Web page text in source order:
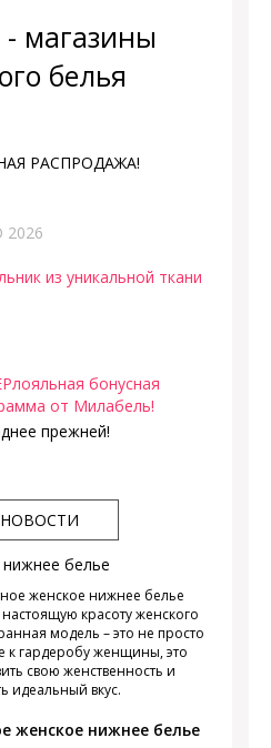
- магазины
белья
РАСПРОДАЖА!
2026
из уникальной ткани
бонусная
от Милабель!
прежней!
белье
женское нижнее белье
красоту женского
модель – это не просто
к гардеробу женщины, это
свою женственность и
идеальный вкус.
женское нижнее белье